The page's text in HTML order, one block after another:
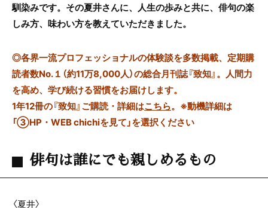
馴染みです。その夏井さんに、人生の歩みと共に、俳句の楽
しみ方、味わい方を教えていただきました。
◎各界一流プロフェッショナルの体験談を多数掲載、定期購
読者数No.１（約11万8,000人）の総合月刊誌『致知』。人間力
を高め、学び続ける習慣をお届けします。
1年12冊の『致知』ご購読・詳細はこちら。 ※動機詳細は
「③HP・WEB chichiを見て」を選択ください
俳句は誰にでも親しめるもの
〈夏井〉